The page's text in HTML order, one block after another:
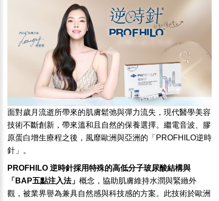
面對歲月流逝所帶來的肌膚鬆弛與彈力流失，現代醫學美容
技術不斷創新，帶來溫和且自然的保養選擇。繼電音波、膠
原蛋白增生療程之後，風靡歐洲與亞洲的「PROFHILO逆時
針 」。
PROFHILO 逆時針採用特殊的高低分子玻尿酸結構與
「BAP五點注入法」 概念，協助肌膚維持水潤與緊緻外
觀，被業界譽為兼具自然感與科技感的方案。此技術於歐洲